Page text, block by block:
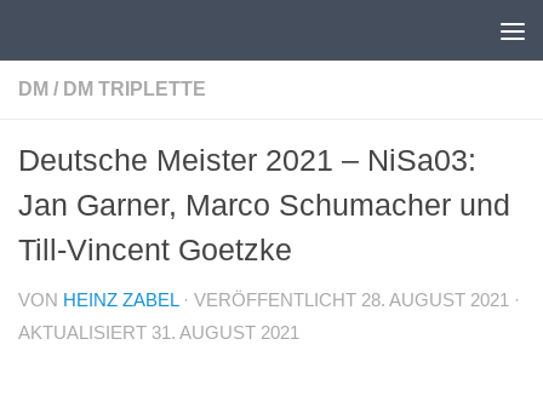
DM / DM TRIPLETTE
Deutsche Meister 2021 – NiSa03:
Jan Garner, Marco Schumacher und
Till-Vincent Goetzke
VON HEINZ ZABEL · VERÖFFENTLICHT 28. AUGUST 2021
·
AKTUALISIERT 31. AUGUST 2021